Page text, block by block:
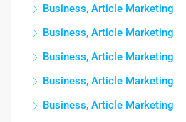
Business, Article Marketing
Business, Article Marketing
Business, Article Marketing
Business, Article Marketing
Business, Article Marketing